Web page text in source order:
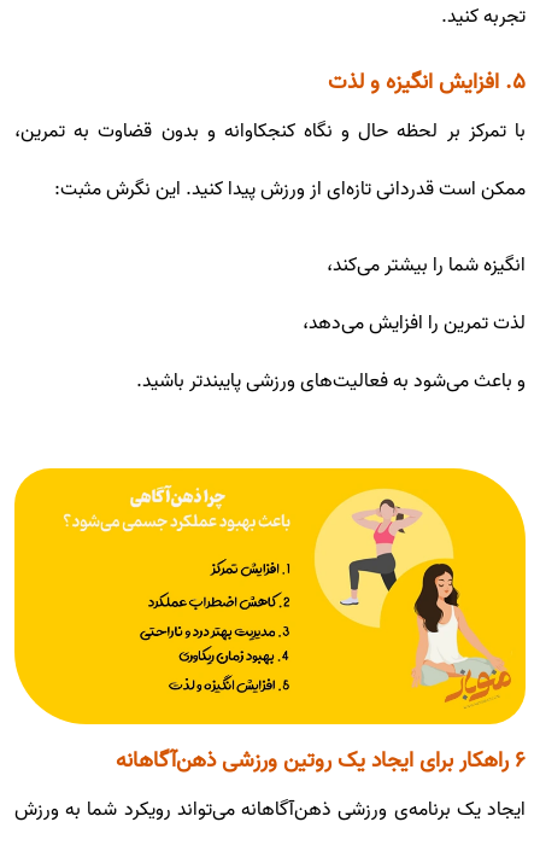
تجربه کنید.
۵. افزایش انگیزه و لذت
با تمرکز بر لحظه حال و نگاه کنجکاوانه و بدون قضاوت به تمرین،
ممکن است قدردانی تازه‌ای از ورزش پیدا کنید. این نگرش مثبت:
انگیزه شما را بیشتر می‌کند،
لذت تمرین را افزایش می‌دهد،
و باعث می‌شود به فعالیت‌های ورزشی پایبندتر باشید.
۶ راهکار برای ایجاد یک روتین ورزشی ذهن‌آگاهانه
ایجاد یک برنامه‌ی ورزشی ذهن‌آگاهانه می‌تواند رویکرد شما به ورزش